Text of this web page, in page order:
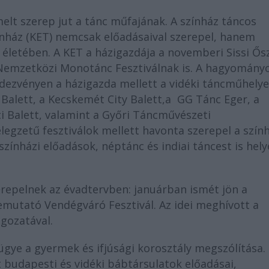
szerep jut a tánc műfajának. A színház táncos
(KET) nemcsak előadásaival szerepel, hanem
A KET a házigazdája a novemberi Sissi
Monotánc Fesztiválnak is. A
a házigazda mellett a vidéki
a Kecskemét City Balett,a GG Tánc Eger, a
Balett, valamint a Győri Táncművészeti
fesztiválok mellett havonta szerepel a
előadások, néptánc és indiai táncest is
az évadtervben: januárban ismét jön a
Vendégváró Fesztivál. Az idei meghívott a
a gyermek és ifjúsági korosztály megszólítása.
és vidéki bábtársulatok előadásai,